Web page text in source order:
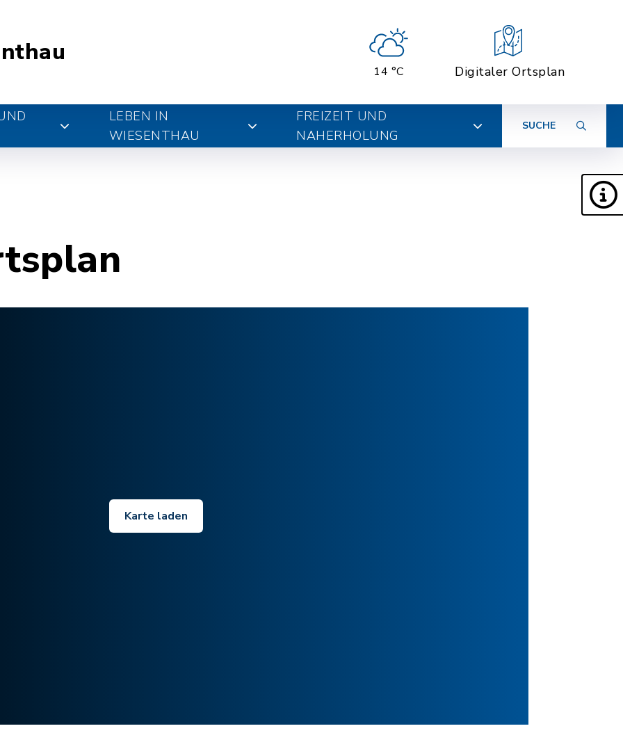
14 °C Digitaler Ortsplan
LEBEN IN
WIESENTHAU
FREIZEIT UND
NAHERHOLUNG
SUCHE
Karte laden